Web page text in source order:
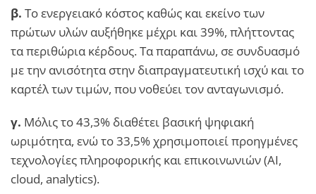
β. Το ενεργειακό κόστος καθώς και εκείνο των
πρώτων υλών αυξήθηκε μέχρι και 39%, πλήττοντας
τα περιθώρια κέρδους. Τα παραπάνω, σε συνδυασμό
με την ανισότητα στην διαπραγματευτική ισχύ και το
καρτέλ των τιμών, που νοθεύει τον ανταγωνισμό.
γ. Μόλις το 43,3% διαθέτει βασική ψηφιακή
ωριμότητα, ενώ το 33,5% χρησιμοποιεί προηγμένες
τεχνολογίες πληροφορικής και επικοινωνιών (ΑΙ,
cloud, analytics).